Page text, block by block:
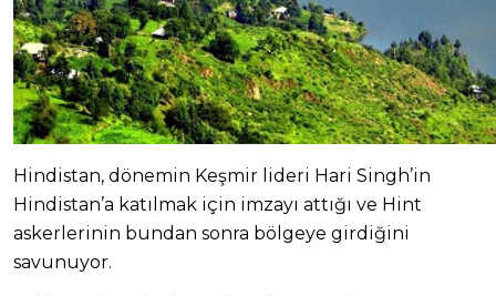
Hindistan, dönemin Keşmir lideri Hari Singh’in
Hindistan’a katılmak için imzayı attığı ve Hint
askerlerinin bundan sonra bölgeye girdiğini
savunuyor.